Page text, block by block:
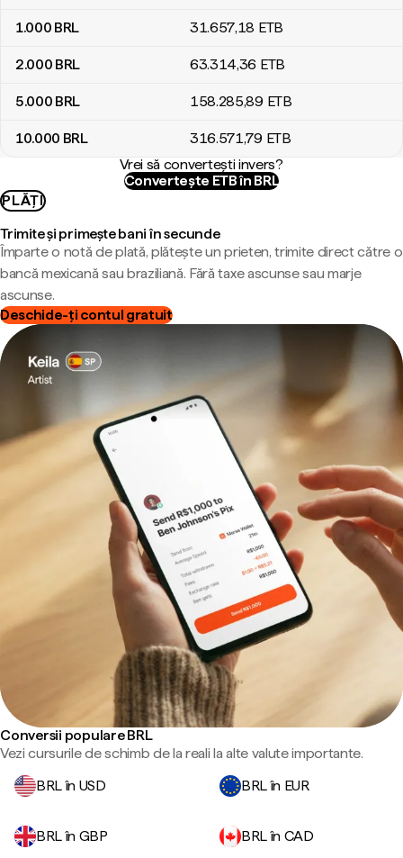
1.000 BRL 31.657,18 ETB
2.000 BRL 63.314,36 ETB
5.000 BRL 158.285,89 ETB
10.000 BRL 316.571,79 ETB
Vrei să convertești invers?
Convertește ETB în BRL
PLĂȚI
Trimite și primește bani în secunde
Împarte o notă de plată, plătește un prieten, trimite direct către o
bancă mexicană sau braziliană. Fără taxe ascunse sau marje
ascunse.
Deschide-ți contul gratuit
Conversii populare BRL
Vezi cursurile de schimb de la reali la alte valute importante.
BRL în USD
BRL în EUR
BRL în GBP BRL în CAD